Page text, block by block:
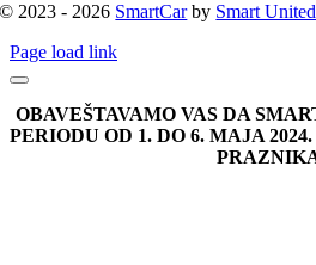
© 2023 - 2026 SmartCarby Smart United
Page load link
OBAVEŠTAVAMO VAS DA
PERIODU OD 1. DO 6. MAJA